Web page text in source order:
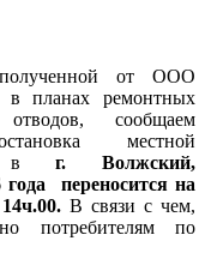
от ООО
в планах ремонтных
отводов, сообщаем
местной
вг. Волжский,
переносится на
В связи с чем,
потребителям по